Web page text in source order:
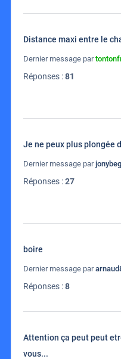
Distance maxi entre le
Dernier message par
Réponses :81
Je ne peux plus plongée
Dernier message par
Réponses :27
boire
Dernier message par
Réponses :8
Attention ça peut peut
vous...